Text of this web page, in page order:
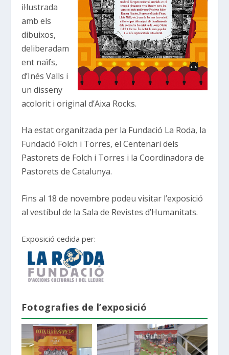
il·lustrada
amb els
dibuixos,
deliberadam
ent naïfs,
d’Inés Valls i
un disseny
acolorit i original d’Aixa Rocks.
Ha estat organitzada per la Fundació La Roda, la
Fundació Folch i Torres, el Centenari dels
Pastorets de Folch i Torres i la Coordinadora de
Pastorets de Catalunya.
Fins al 18 de novembre podeu visitar l’exposició
al vestíbul de la Sala de Revistes d’Humanitats.
Exposició cedida per:
Fotografies de l’exposició